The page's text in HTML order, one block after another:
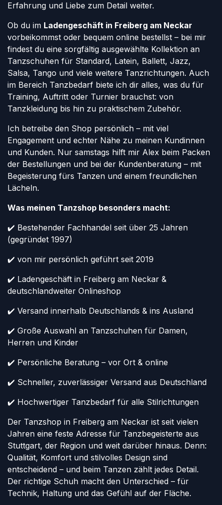
Erfahrung und Liebe zum Detail weiter.
Ob du im Ladengeschäft in Freiberg am Neckar
vorbeikommst oder bequem online bestellst – bei mir
findest du eine sorgfältig ausgewählte Kollektion an
Tanzschuhen für Standard, Latein, Ballett, Jazz,
Salsa, Tango und viele weitere Tanzrichtungen. Auch
im Bereich Tanzbedarf biete ich dir alles, was du für
Training, Auftritt oder Turnier brauchst: von
Tanzkleidung bis hin zu praktischem Zubehör.
Ich betreibe den Shop persönlich – mit viel
Engagement und echter Nähe zu meinen Kundinnen
und Kunden. Nur samstags hilft mir Alex beim Packen
der Bestellungen und bei der Kundenberatung – mit
Begeisterung fürs Tanzen und einem freundlichen
Lächeln.
Was meinen Tanzshop besonders macht:
✔️ Bestehender Fachhandel seit über 25 Jahren
(gegründet 1997)
✔️ von mir persönlich geführt seit 2019
✔️ Ladengeschäft in Freiberg am Neckar &
deutschlandweiter Onlineshop
✔️ Versand innerhalb Deutschlands & ins Ausland
✔️ Große Auswahl an Tanzschuhen für Damen,
Herren und Kinder
✔️ Persönliche Beratung – vor Ort & online
✔️ Schneller, zuverlässiger Versand aus Deutschland
✔️ Hochwertiger Tanzbedarf für alle Stilrichtungen
Der Tanzshop in Freiberg am Neckar ist seit vielen
Jahren eine feste Adresse für Tanzbegeisterte aus
Stuttgart, der Region und weit darüber hinaus. Denn:
Qualität, Komfort und stilvolles Design sind
entscheidend – und beim Tanzen zählt jedes Detail.
Der richtige Schuh macht den Unterschied – für
Technik, Haltung und das Gefühl auf der Fläche.